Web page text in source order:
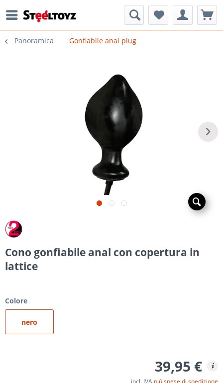
Panoramica Gonfiabile anal plug
Cono gonfiabile anal con copertura in
lattice
Colore
nero
39,95 €
incl. IVA più spese di spedizione